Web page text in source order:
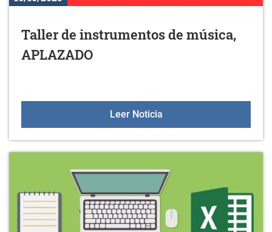
Taller de instrumentos de música,
APLAZADO
Leer NoticiaTaller de instrumentos